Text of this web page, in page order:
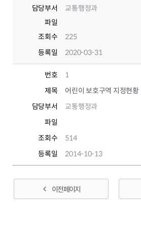
담당부서
교통행정과
파일
조회수
225
등록일
2020-03-31
번호
1
제목
어린이 보호구역 지정현황
담당부서
교통행정과
파일
조회수
514
등록일
2014-10-13
이전 페이지